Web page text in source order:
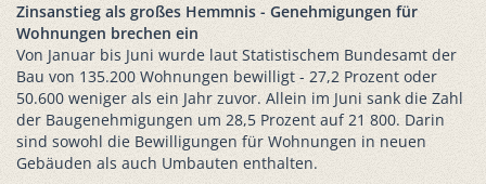
Zinsanstieg als großes Hemmnis - Genehmigungen für
Wohnungen brechen ein
Von Januar bis Juni wurde laut Statistischem Bundesamt der
Bau von 135.200 Wohnungen bewilligt - 27,2 Prozent oder
50.600 weniger als ein Jahr zuvor. Allein im Juni sank die Zahl
der Baugenehmigungen um 28,5 Prozent auf 21 800. Darin
sind sowohl die Bewilligungen für Wohnungen in neuen
Gebäuden als auch Umbauten enthalten.